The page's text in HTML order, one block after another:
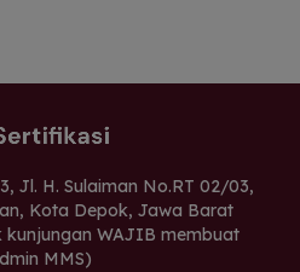
Jl. H. Sulaiman No.RT 02/03,
Kota Depok, Jawa Barat
kunjungan WAJIB membuat
MMS)